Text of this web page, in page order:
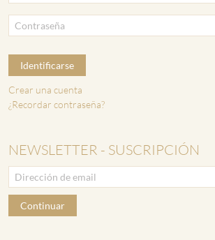
Identificarse
Crear una cuenta
¿Recordar contraseña?
NEWSLETTER - SUSCRIPCIÓN
Continuar